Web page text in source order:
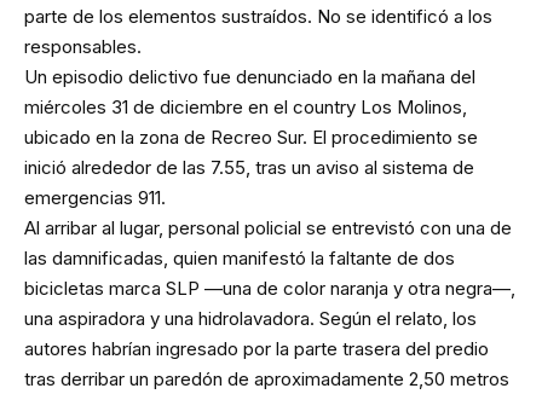
parte de los elementos sustraídos. No se identificó a los
responsables.
Un episodio delictivo fue denunciado en la mañana del
miércoles 31 de diciembre en el country Los Molinos,
ubicado en la zona de Recreo Sur. El procedimiento se
inició alrededor de las 7.55, tras un aviso al sistema de
emergencias 911.
Al arribar al lugar, personal policial se entrevistó con una de
las damnificadas, quien manifestó la faltante de dos
bicicletas marca SLP —una de color naranja y otra negra—,
una aspiradora y una hidrolavadora. Según el relato, los
autores habrían ingresado por la parte trasera del predio
tras derribar un paredón de aproximadamente 2,50 metros